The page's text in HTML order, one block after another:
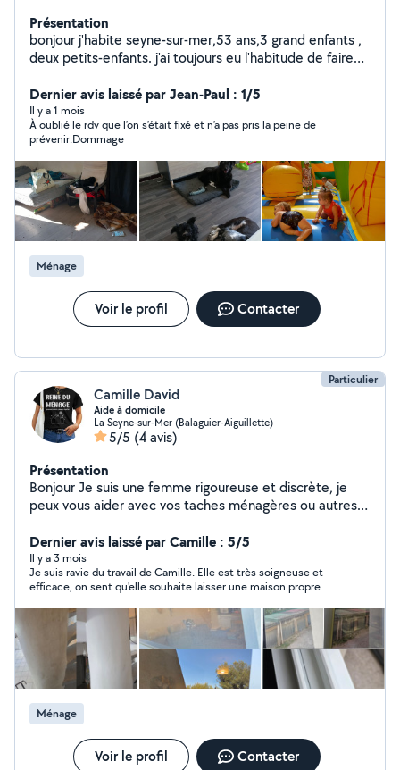
Présentation
bonjour j'habite seyne-sur-mer,53 ans,3 grand enfants ,
deux petits-enfants. j'ai toujours eu l'habitude de faire
rideaux, monter des meubles avec notice ainssi que
peindre une pièce de votre logement et même poser
des étagères ou vous le souhaitez. je me tien à vôtre
disposition si besoin d'une femme de ménage,dame de
compagnie ,preparation de vos repas, et même de vos
animaux de compagnie. de jour comme de nuit ainsi
qu'aller balader avec heux pour leurs bien êtres.
N'hésitez pas à venir vers moi pour me poser des
questions et savoir si je pourrais répondre à vos besoins
Dernier avis laissé par Jean-Paul : 1/5
Il y a 1 mois
À oublié le rdv que l’on s’était fixé et n’a pas pris la peine de
prévenir.Dommage
Ménage
Voir le profil Contacter
Particulier
Camille David
Aide à domicile
La Seyne-sur-Mer (Balaguier-Aiguillette)
5/5 (4 avis)
Présentation
Bonjour Je suis une femme rigoureuse et discrète, je
peux vous aider avec vos taches ménagères ou autres.
vos besoins et à votre rythme. Je fais ce métier depuis
3ans avant j'étais ambulancière/pompier volontaire. Je
propose des prestations ponctuelles, hebdomadaires
ou mensuelles. J'interviens secteur de la Seyne-sur-Mer
et ses alentours. Tarif : 18/h Paiement: espèces, CESU.
N'hésitez pas à me contacter
Dernier avis laissé par Camille : 5/5
Il y a 3 mois
Je suis ravie du travail de Camille. Elle est très soigneuse et
efficace, on sent qu'elle souhaite laisser une maison propre
agréable, avec qui les échanges sont fluides. Je recommande
vivement !
Ménage
Voir le profil Contacter